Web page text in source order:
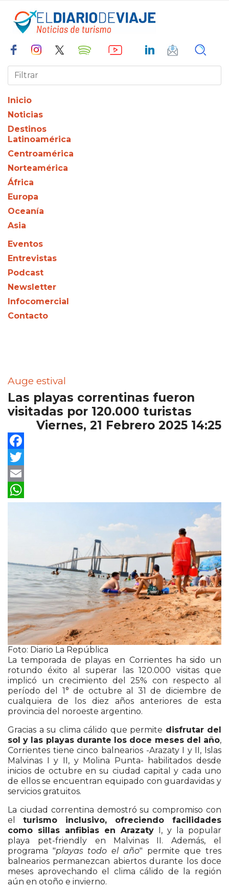
Inicio
Noticias
Destinos
Latinoamérica
Centroamérica
Norteamérica
África
Europa
Oceanía
Asia
Eventos
Entrevistas
Podcast
Newsletter
Infocomercial
Contacto
Auge estival
Las playas correntinas fueron
visitadas por 120.000 turistas
Viernes, 21 Febrero 2025 14:25
Facebook
Twitter
Email
WhatsApp
Foto: Diario La República
La temporada de playas en Corrientes ha sido un
rotundo éxito al superar las 120.000 visitas que
implicó un crecimiento del 25% con respecto al
período del 1° de octubre al 31 de diciembre de
cualquiera de los diez años anteriores de esta
provincia del noroeste argentino.
Gracias a su clima cálido que permite disfrutar del
sol y las playas durante los doce meses del año,
Corrientes tiene cinco balnearios -Arazaty I y II, Islas
Malvinas I y II, y Molina Punta- habilitados desde
inicios de octubre en su ciudad capital y cada uno
de ellos se encuentran equipado con guardavidas y
servicios gratuitos.
La ciudad correntina demostró su compromiso con
el turismo inclusivo, ofreciendo facilidades
como sillas anfibias en Arazaty I, y la popular
playa pet-friendly en Malvinas II. Además, el
programa "playas todo el año" permite que tres
balnearios permanezcan abiertos durante los doce
meses aprovechando el clima cálido de la región
aún en otoño e invierno.